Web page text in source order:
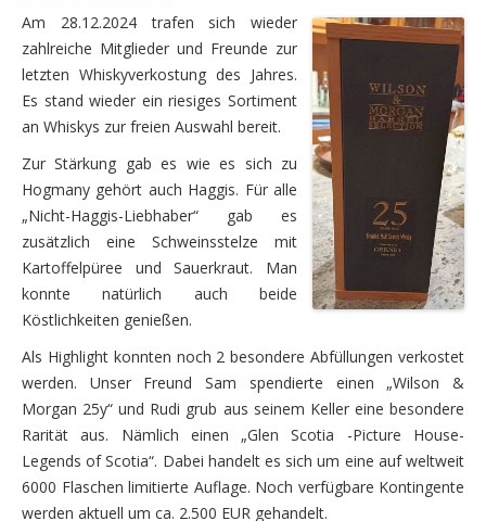
Am 28.12.2024 trafen sich wieder
zahlreiche Mitglieder und Freunde zur
letzten Whiskyverkostung des Jahres.
Es stand wieder ein riesiges Sortiment
an Whiskys zur freien Auswahl bereit.
Zur Stärkung gab es wie es sich zu
Hogmany gehört auch Haggis. Für alle
„Nicht-Haggis-Liebhaber“ gab es
zusätzlich eine Schweinsstelze mit
Kartoffelpüree und Sauerkraut. Man
konnte natürlich auch beide
Köstlichkeiten genießen.
Als Highlight konnten noch 2 besondere Abfüllungen verkostet
werden. Unser Freund Sam spendierte einen „Wilson &
Morgan 25y“ und Rudi grub aus seinem Keller eine besondere
Rarität aus. Nämlich einen „Glen Scotia -Picture House-
Legends of Scotia“. Dabei handelt es sich um eine auf weltweit
6000 Flaschen limitierte Auflage. Noch verfügbare Kontingente
werden aktuell um ca. 2.500 EUR gehandelt.